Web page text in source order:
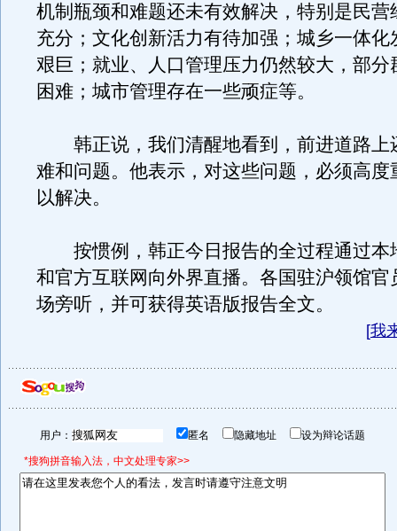
机制瓶颈和难题还未有效解决，特别是民营
充分；文化创新活力有待加强；城乡一体化
艰巨；就业、人口管理压力仍然较大，部分
困难；城市管理存在一些顽症等。
韩正说，我们清醒地看到，前进道路上
难和问题。他表示，对这些问题，必须高度
以解决。
按惯例，韩正今日报告的全过程通过本
和官方互联网向外界直播。各国驻沪领馆官
场旁听，并可获得英语版报告全文。
[我
用户： 匿名 隐藏地址 设为辩论话题
*搜狗拼音输入法，中文处理专家>>